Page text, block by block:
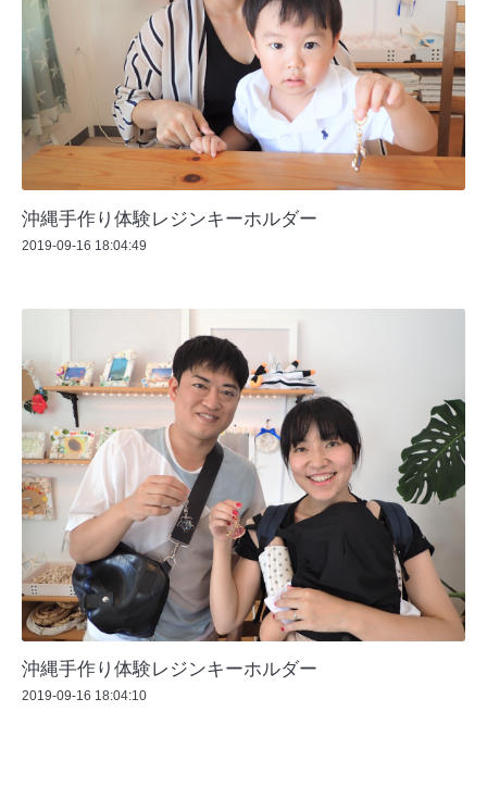
沖縄手作り体験レジンキーホルダー
2019-09-16 18:04:49
沖縄手作り体験レジンキーホルダー
2019-09-16 18:04:10